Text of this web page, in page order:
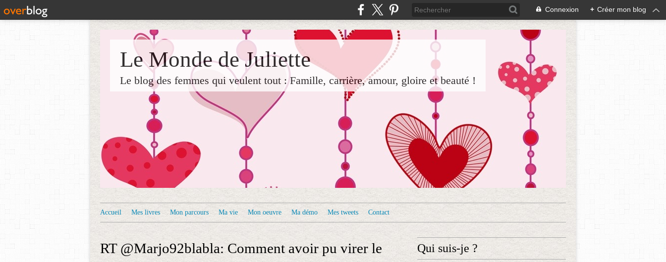
Connexion + Créer mon blog
Le Monde de Juliette
Le blog des femmes qui veulent tout : Famille, carrière, amour, gloire et beauté !
Accueil Mes livres Mon parcours Ma vie Mon oeuvre Ma démo Mes tweets Contact
RT @Marjo92blabla: Comment avoir pu virer le
Qui suis-je ?